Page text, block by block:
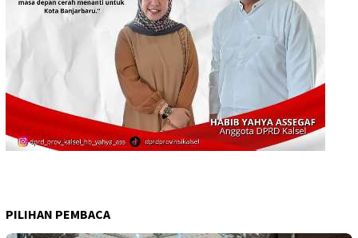
PILIHAN PEMBACA